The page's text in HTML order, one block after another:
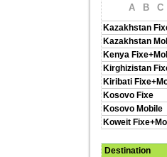
A B C
Kazakhstan
Kazakhstan
Kenya
Kirghizistan
Kiribati
Kosovo Fixe
Kosovo Mobile
Koweit
Destination